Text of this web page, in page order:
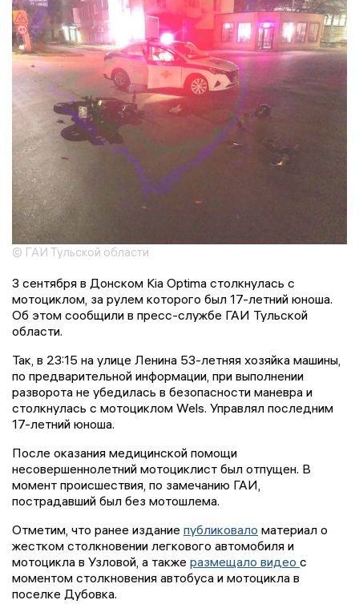
© ГАИ Тульской области
3 сентября в Донском Kia Optima столкнулась с
мотоциклом, за рулем которого был 17-летний юноша.
Об этом сообщили в пресс-службе ГАИ Тульской
области.
Так, в 23:15 на улице Ленина 53-летняя хозяйка машины,
по предварительной информации, при выполнении
разворота не убедилась в безопасности маневра и
столкнулась с мотоциклом Wels. Управлял последним
17-летний юноша.
После оказания медицинской помощи
несовершеннолетний мотоциклист был отпущен. В
момент происшествия, по замечанию ГАИ,
пострадавший был без мотошлема.
Отметим, что ранее издание публиковало материал о
жестком столкновении легкового автомобиля и
мотоцикла в Узловой, а также размещало видео с
моментом столкновения автобуса и мотоцикла в
поселке Дубовка.